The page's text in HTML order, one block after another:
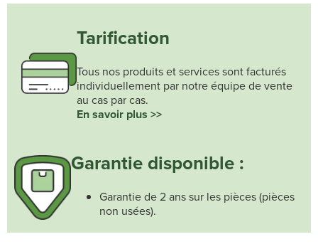
Tarification
Tous nos produits et services sont facturés
individuellement par notre équipe de vente
au cas par cas.
En savoir plus >>
Garantie disponible :
Garantie de 2 ans sur les pièces (pièces
non usées).